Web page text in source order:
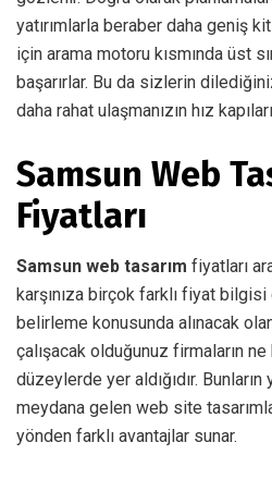
yatırımlarla beraber daha geniş
için arama motoru kısmında üst
başarırlar. Bu da sizlerin
daha rahat ulaşmanızın hız
Samsun Web
Fiyatları
Samsun web tasarım fiyatları
karşınıza birçok farklı fiyat
belirleme konusunda alınacak
çalışacak olduğunuz firmaların
düzeylerde yer aldığıdır.
meydana gelen web site
yönden farklı avantajlar sunar.